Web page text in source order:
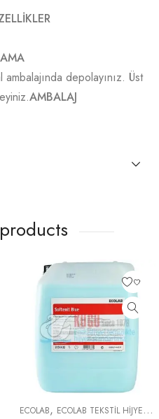
depolayınız. Üst
AMBALAJ
ECOLAB,ECOLAB TEKSTİL HİJYENİ ,